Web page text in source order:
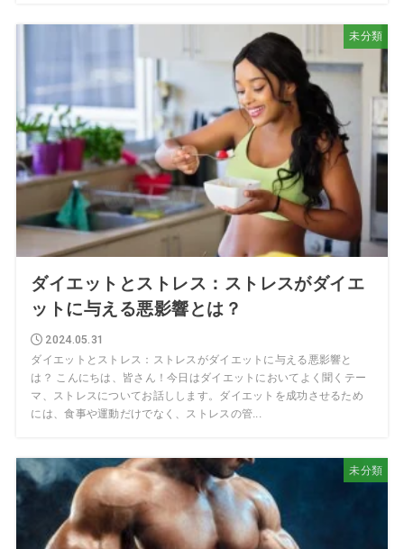
未分類
ダイエットとストレス：ストレスがダイエ
ットに与える悪影響とは？
2024.05.31
ダイエットとストレス：ストレスがダイエットに与える悪影響と
は？ こんにちは、皆さん！今日はダイエットにおいてよく聞くテー
マ、ストレスについてお話しします。ダイエットを成功させるため
には、食事や運動だけでなく、ストレスの管...
未分類